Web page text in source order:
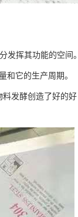
发挥其功能的空间。
和它的生产周期。
料发酵创造了好的好